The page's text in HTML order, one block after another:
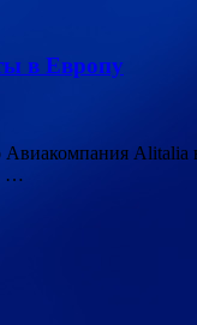
в Европу
Alitalia
…